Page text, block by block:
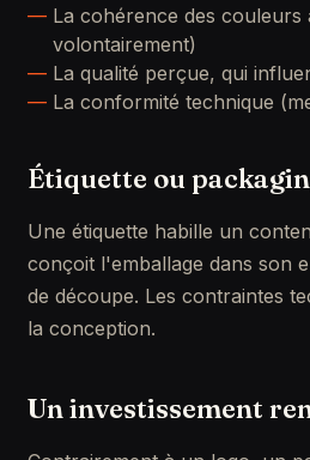
La cohérence des
volontairement)
La qualité perçue, qui
La conformité technique
Étiquette ou
Une étiquette habille un
conçoit l'emballage dans son
de découpe. Les contraintes
la conception.
Un investissement